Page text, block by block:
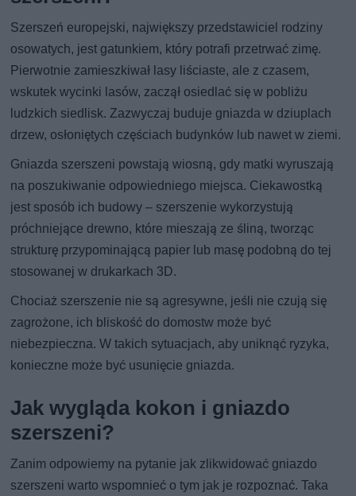
Szerszeń europejski, największy przedstawiciel rodziny
osowatych, jest gatunkiem, który potrafi przetrwać zimę.
Pierwotnie zamieszkiwał lasy liściaste, ale z czasem,
wskutek wycinki lasów, zaczął osiedlać się w pobliżu
ludzkich siedlisk. Zazwyczaj buduje gniazda w dziuplach
drzew, osłoniętych częściach budynków lub nawet w ziemi.
Gniazda szerszeni powstają wiosną, gdy matki wyruszają
na poszukiwanie odpowiedniego miejsca. Ciekawostką
jest sposób ich budowy – szerszenie wykorzystują
próchniejące drewno, które mieszają ze śliną, tworząc
strukturę przypominającą papier lub masę podobną do tej
stosowanej w drukarkach 3D.
Chociaż szerszenie nie są agresywne, jeśli nie czują się
zagrożone, ich bliskość do domostw może być
niebezpieczna. W takich sytuacjach, aby uniknąć ryzyka,
konieczne może być usunięcie gniazda.
Jak wygląda kokon i gniazdo
szerszeni?
Zanim odpowiemy na pytanie jak zlikwidować gniazdo
szerszeni warto wspomnieć o tym jak je rozpoznać. Taka